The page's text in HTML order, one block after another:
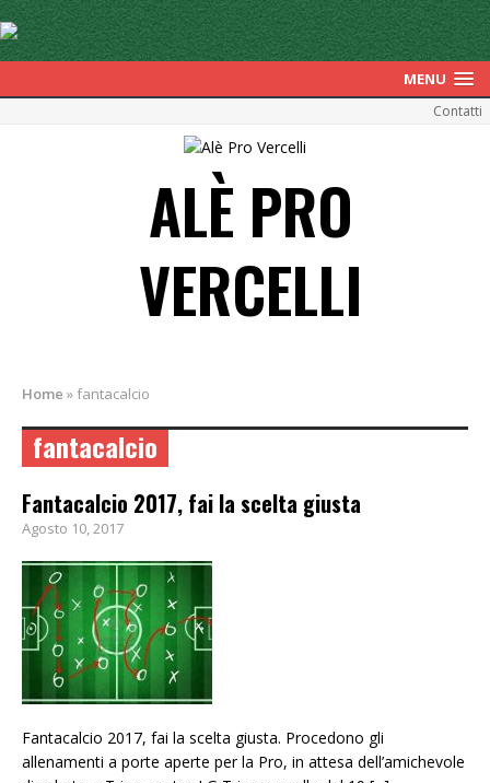
MENU
Contatti
ALÈ PRO
VERCELLI
Home » fantacalcio
fantacalcio
Fantacalcio 2017, fai la scelta giusta
Agosto 10, 2017
Fantacalcio 2017, fai la scelta giusta. Procedono gli
allenamenti a porte aperte per la Pro, in attesa dell’amichevole